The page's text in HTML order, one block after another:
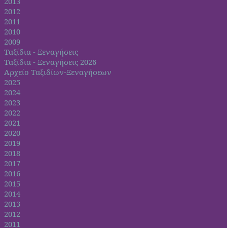
2012
2011
2010
2009
Ταξίδια - Ξεναγήσεις
Ταξίδια - Ξεναγήσεις 2026
Αρχείο Ταξιδίων-Ξεναγήσεων
2025
2024
2023
2022
2021
2020
2019
2018
2017
2016
2015
2014
2013
2012
2011